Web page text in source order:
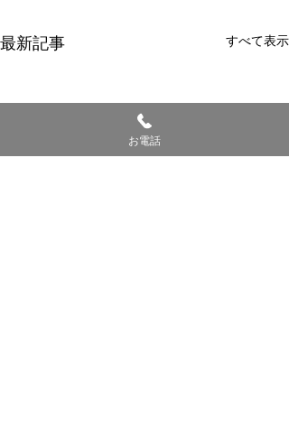
最新記事 すべて表示
お電話